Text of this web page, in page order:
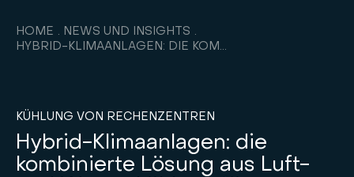
HOME
NEWS UND INSIGHTS
HYBRID-KLIMAANLAGEN: DIE KOMBINIERTE LÖSUNG AUS LUFT- UND WASSERKÜHLUNG FÜR RECHENZENTREN
KÜHLUNG VON RECHENZENTREN
Hybrid-Klimaanlagen: die
kombinierte Lösung aus Luft-